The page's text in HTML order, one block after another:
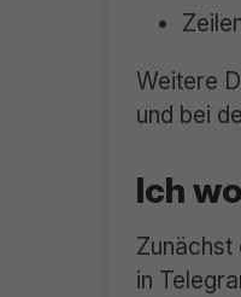
Weitere
und bei
Ich
Zunächst
in